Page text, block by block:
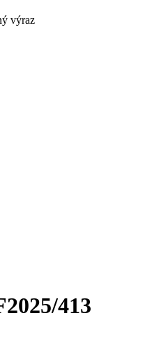
výraz
413